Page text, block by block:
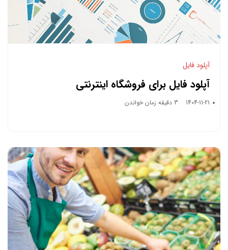
آپلود فایل
آپلود فایل برای فروشگاه اینترنتی
1404-11-21 3 دقیقه زمان خواندن